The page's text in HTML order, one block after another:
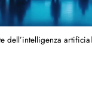
dell’intelligenza